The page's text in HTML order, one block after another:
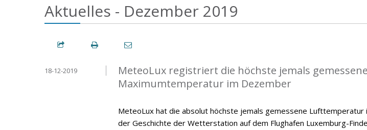
Aktuelles - Dezember 2019
MeteoLux registriert die höchste jemals gemessene
Maximumtemperatur im Dezember
18-12-2019
MeteoLux hat die absolut höchste jemals gemessene Lufttemperatur
der Geschichte der Wetterstation auf dem Flughafen Luxemburg-